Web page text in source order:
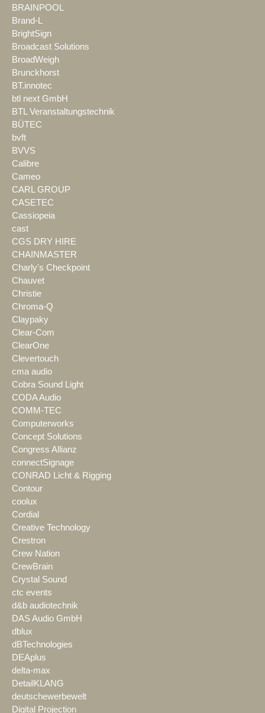
BRAINPOOL
Brand-L
BrightSign
Broadcast Solutions
BroadWeigh
Brunckhorst
BT.innotec
btl next GmbH
BTL Veranstaltungstechnik
BÜTEC
bvft
BVVS
Calibre
Cameo
CARL GROUP
CASETEC
Cassiopeia
cast
CGS DRY HIRE
CHAINMASTER
Charly's Checkpoint
Chauvet
Christie
Chroma-Q
Claypaky
Clear-Com
ClearOne
Clevertouch
cma audio
Cobra Sound Light
CODA Audio
COMM-TEC
Computerworks
Concept Solutions
Congress Allianz
connectSignage
CONRAD Licht & Rigging
Contour
coolux
Cordial
Creative Technology
Crestron
Crew Nation
CrewBrain
Crystal Sound
ctc events
d&b audiotechnik
DAS Audio GmbH
dblux
dBTechnologies
DEAplus
delta-max
DetailKLANG
deutschewerbewelt
Digital Projection